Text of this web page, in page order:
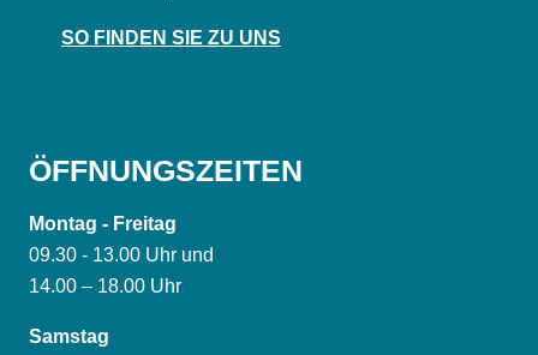
SO FINDEN SIE ZU UNS
ÖFFNUNGSZEITEN
Montag - Freitag
09.30 - 13.00 Uhr und
14.00 – 18.00 Uhr
Samstag